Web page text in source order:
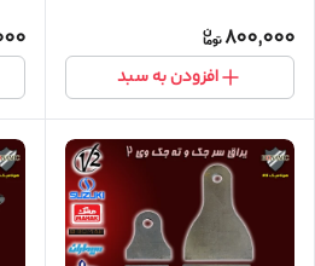
800,000
افزودن به سبد